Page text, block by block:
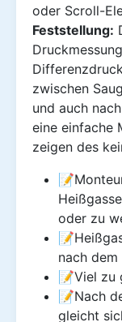
oder Scroll-
Feststellung:
zwischen
und auch
eine einfache
zeigen des
oder zu
nach
📝Viel zu
📝Nach
gleicht